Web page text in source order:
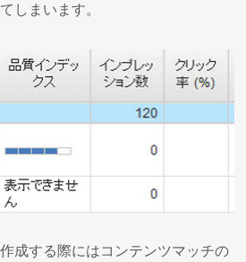
しまいます。
成する際にはコンテンツマッチの